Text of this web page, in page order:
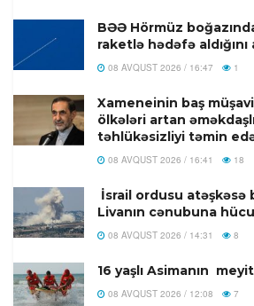
BƏƏ Hörmüz
raketlə hədəfə aldığını
08 AVQUST 2026 / 16:47 1
Xameneinin baş
ölkələri artan
təhlükəsizliyi təmin
08 AVQUST 2026 / 16:41 18
İsrail ordusu atəşkəsə
Livanın cənubuna
08 AVQUST 2026 / 14:31 8
16 yaşlı Asimanın
08 AVQUST 2026 / 12:08 7